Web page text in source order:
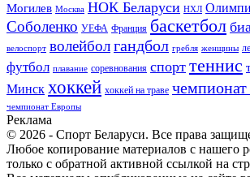
Могилев Москва НОК Беларуси НХЛ
Соболенко УЕФА Франция баскетбол
велоспорт волейболгандбол гребля женщины
футбол плавание соревнования спорт теннис
Минск хоккей хоккей на траве
чемпионат Европы
Реклама
© 2026 - Спорт Беларуси. Все права
Любое копирование материалов с нашего
только с обратной активной ссылкой на